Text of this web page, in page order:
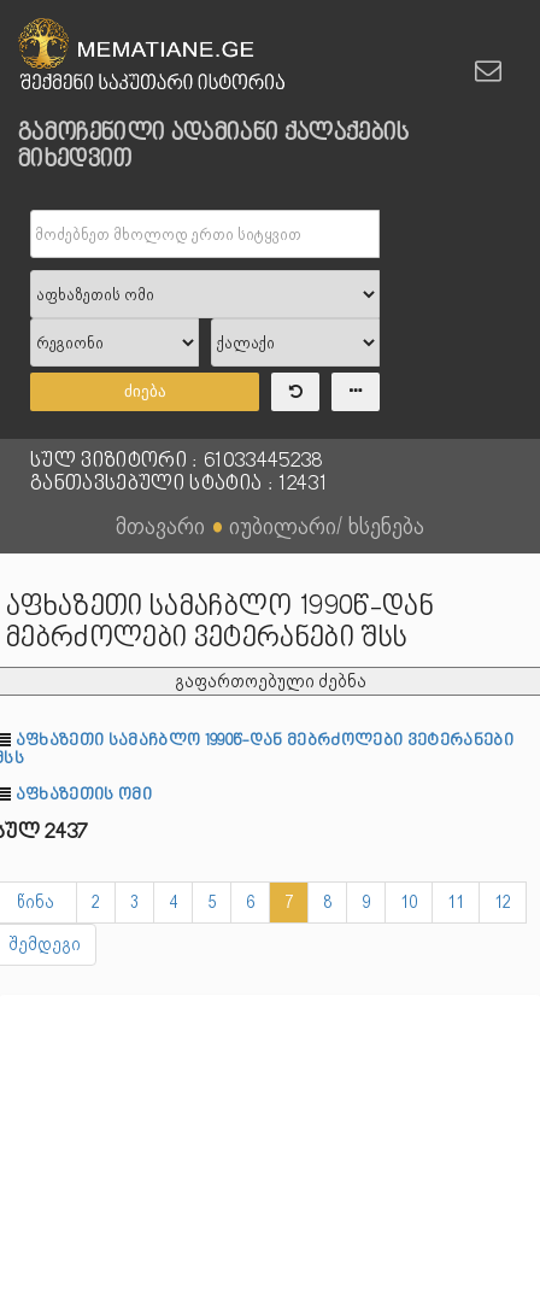
გამოჩენილი ადამიანი ქალაქების
მიხედვით
ძიება
სულ ვიზიტორი : 61033445238
განთავსებული სტატია : 12431
მთავარი ● იუბილარი/ ხსენება
აფხაზეთი სამაჩბლო 1990წ-დან
მებრძოლები ვეტერანები შსს
გაფართოებული ძებნა
აფხაზეთი სამაჩბლო 1990წ-დან მებრძოლები ვეტერანები
აფხაზეთის ომი
2437
წინა 2 3 4 5 6 7 8 9 10 11
12
შემდეგი